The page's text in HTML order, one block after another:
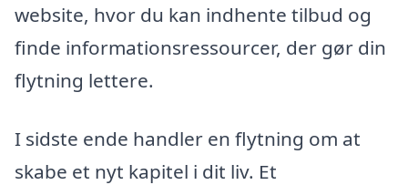
website, hvor du kan indhente tilbud og
finde informationsressourcer, der gør din
flytning lettere.
I sidste ende handler en flytning om at
skabe et nyt kapitel i dit liv. Et